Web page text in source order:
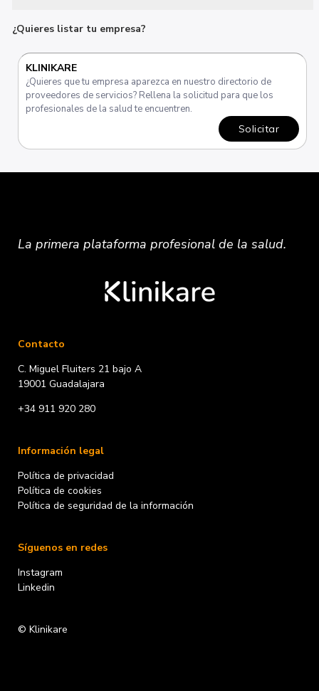
¿Quieres listar tu empresa?
KLINIKARE
¿Quieres que tu empresa aparezca en nuestro directorio de
proveedores de servicios? Rellena la solicitud para que los
profesionales de la salud te encuentren.
Solicitar
La primera plataformaprofesionalde la salud.
Contacto
C. Miguel Fluiters 21 bajo A
19001 Guadalajara
+34 911 920 280
Información legal
Política de privacidad
Política de cookies
Política de seguridad de la información
Síguenos en redes
Instagram
Linkedin
© Klinikare